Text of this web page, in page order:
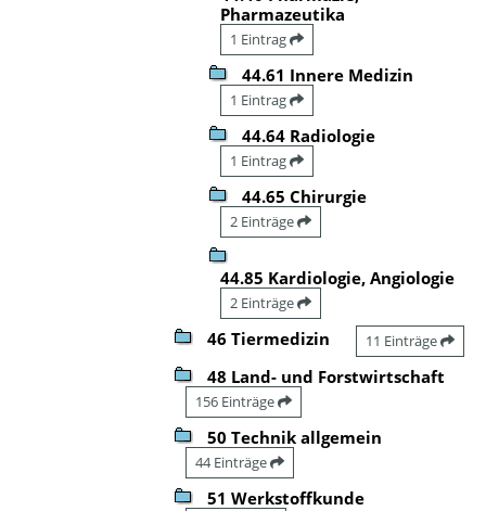
Pharmazeutika
1 Eintrag
44.61 Innere Medizin
1 Eintrag
44.64 Radiologie
1 Eintrag
44.65 Chirurgie
2 Einträge
44.85 Kardiologie, Angiologie
2 Einträge
46 Tiermedizin 11 Einträge
48 Land- und Forstwirtschaft
156 Einträge
50 Technik allgemein
44 Einträge
51 Werkstoffkunde